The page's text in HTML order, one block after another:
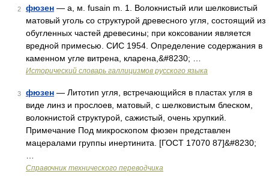
2 фюзен — а, м. fusain m. 1. Волокнистый или шелковистый
матовый уголь со структурой древесного угля, состоящий из
обугленных частей древесины; при коксовании является
вредной примесью. СИС 1954. Определение содержания в
каменном угле витрена, кларена,&#8230; …
Исторический словарь галлицизмов русского языка
3 фюзен — Литотип угля, встречающийся в пластах угля в
виде линз и прослоев, матовый, с шелковистым блеском,
волокнистой структурой, сажистый, очень хрупкий.
Примечание Под микроскопом фюзен представлен
мацералами группы инертинита. [ГОСТ 17070 87]&#8230;
Справочник технического переводчика